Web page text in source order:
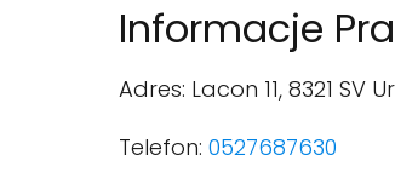
Informacje
Adres: Lacon 11, 8321 SV
Telefon: 0527687630